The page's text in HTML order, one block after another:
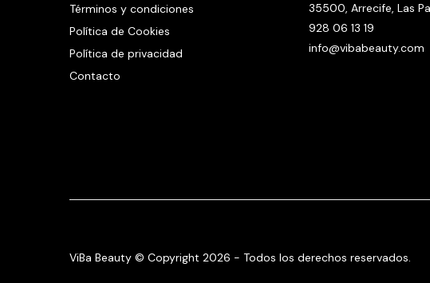
Términos y condiciones
Política de Cookies
Política de privacidad
Contacto
35500, Arrecife, Las
928 06 13 19
info@vibabeauty.com
ViBa Beauty © Copyright 2026 - Todos los derechos reservados.